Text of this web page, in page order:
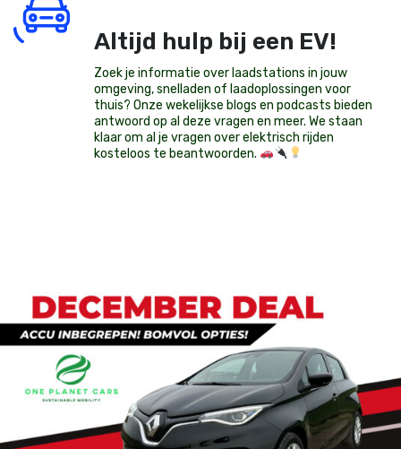
Altijd hulp bij een EV!
Zoek je informatie over laadstations in jouw
omgeving, snelladen of laadoplossingen voor
thuis? Onze wekelijkse blogs en podcasts bieden
antwoord op al deze vragen en meer. We staan
klaar om al je vragen over elektrisch rijden
kosteloos te beantwoorden.